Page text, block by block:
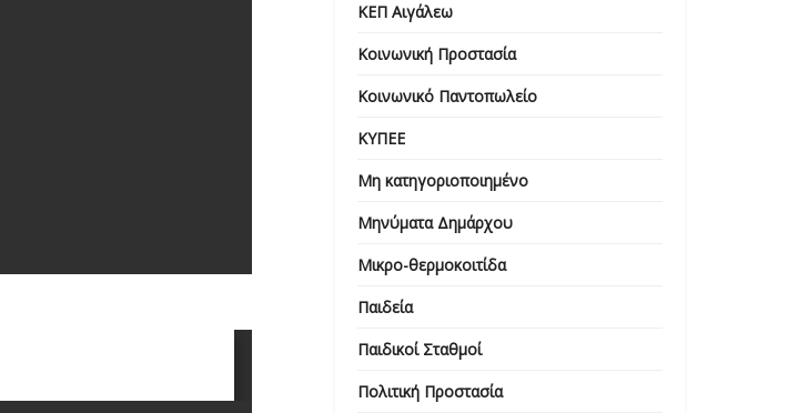
ΚΕΠ Αιγάλεω
Κοινωνική Προστασία
Κοινωνικό Παντοπωλείο
ΚΥΠΕΕ
Μη κατηγοριοποιημένο
Μηνύματα Δημάρχου
Μικρο-θερμοκοιτίδα
Παιδεία
Παιδικοί Σταθμοί
Πολιτική Προστασία